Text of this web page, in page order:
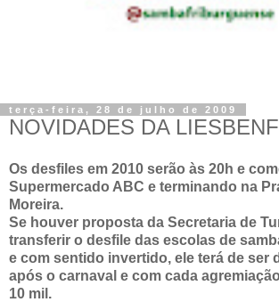
terça-feira, 28 de julho de 2009
NOVIDADES DA LIESBENF
Os desfiles em 2010 serão às 20h e
Supermercado ABC e terminando na
Moreira.
Se houver proposta da Secretaria de
transferir o desfile das escolas de
e com sentido invertido, ele terá de ser
após o carnaval e com cada
10 mil.